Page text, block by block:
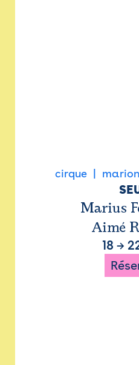
cirque
Marius
Aimé
18 →